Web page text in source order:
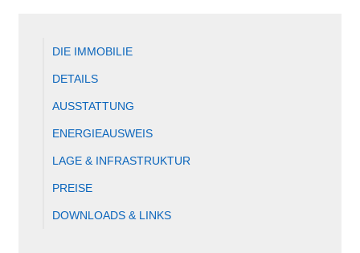
DIE IMMOBILIE
DETAILS
AUSSTATTUNG
ENERGIEAUSWEIS
LAGE & INFRASTRUKTUR
PREISE
DOWNLOADS & LINKS